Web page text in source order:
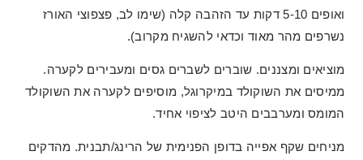
ואופים 5-10 דקות עד הזהבה קלה (שימו לב, פצפוצי האורז
נשרפים מהר מאוד וכדאי להשגיח מקרוב).
מוציאים ומצננים. שוברים לשברים גסים ומעבירים לקערה.
ממיסים את השוקולד במיקרוגל, מוסיפים לקערה את השוקולד
המומס ומערבבים היטב לציפוי אחיד.
מניחים שקף אפייה בדופן הפנימית של הרינג/תבנית. מהדקים